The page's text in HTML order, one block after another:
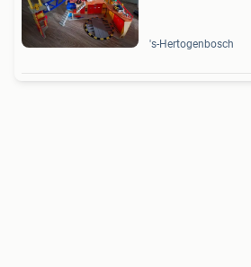
's-Hertogenbosch